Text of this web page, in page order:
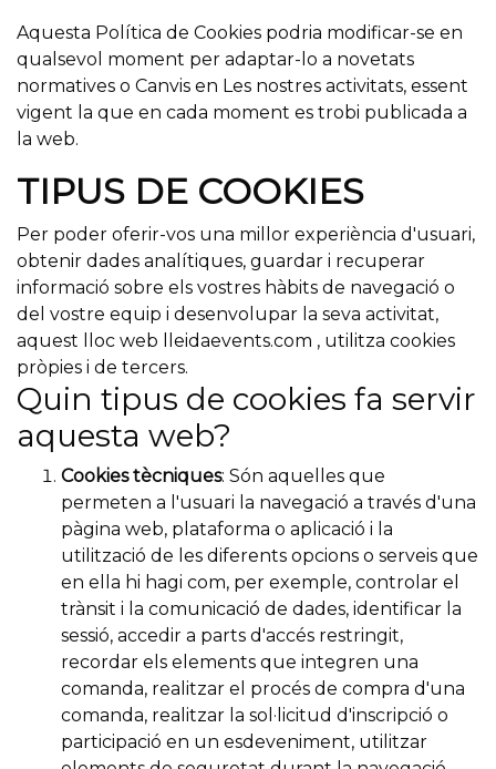
Aquesta Política de Cookies podria modificar-se en
qualsevol moment per adaptar-lo a novetats
normatives o Canvis en Les nostres activitats, essent
vigent la que en cada moment es trobi publicada a
la web.
TIPUS DE COOKIES
Per poder oferir-vos una millor experiència d'usuari,
obtenir dades analítiques, guardar i recuperar
informació sobre els vostres hàbits de navegació o
del vostre equip i desenvolupar la seva activitat,
aquest lloc web lleidaevents.com , utilitza cookies
pròpies i de tercers.
Quin tipus de cookies fa servir
aquesta web?
Cookies tècniques: Són aquelles que
permeten a l'usuari la navegació a través d'una
pàgina web, plataforma o aplicació i la
utilització de les diferents opcions o serveis que
en ella hi hagi com, per exemple, controlar el
trànsit i la comunicació de dades, identificar la
sessió, accedir a parts d'accés restringit,
recordar els elements que integren una
comanda, realitzar el procés de compra d'una
comanda, realitzar la sol·licitud d'inscripció o
participació en un esdeveniment, utilitzar